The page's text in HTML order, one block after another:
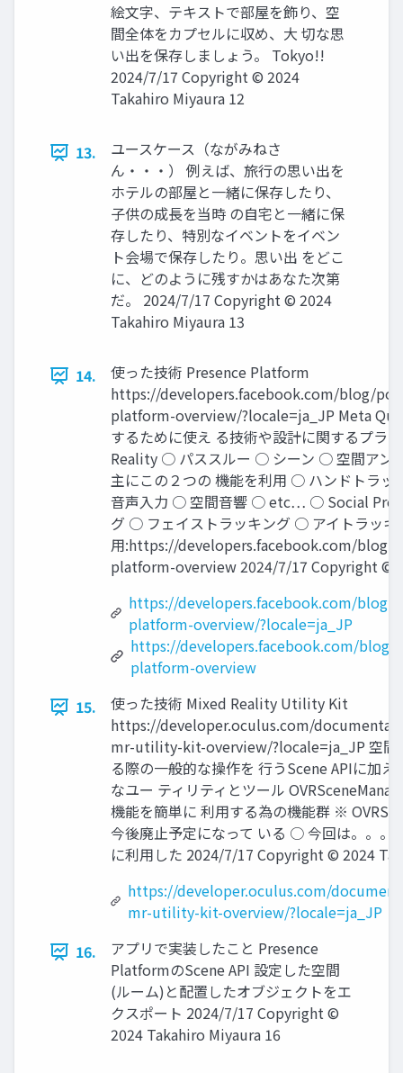
絵文字、テキストで部屋を飾り、空
間全体をカプセルに収め、大 切な思
い出を保存しましょう。 Tokyo!!
2024/7/17 Copyright © 2024
Takahiro Miyaura 12
13.
ユースケース（ながみねさ
ん・・・） 例えば、旅行の思い出を
ホテルの部屋と一緒に保存したり、
子供の成長を当時 の自宅と一緒に保
存したり、特別なイベントをイベン
ト会場で保存したり。思い出 をどこ
に、どのように残すかはあなた次第
だ。 2024/7/17 Copyright © 2024
Takahiro Miyaura 13
14.
使った技術 Presence Platform
https://developers.facebook.com/blog/
platform-overview/?locale=ja_JP Meta
するために使え る技術や設計に関するプラ
Reality ○ パススルー ○ シーン ○ 空間アン
主にこの２つの 機能を利用 ○ ハンドトラ
音声入力 ○ 空間音響 ○ etc… ○ Social
グ ○ フェイストラッキング ○ アイトラッキ
用:https://developers.facebook.com/blog/
platform-overview 2024/7/17 Copyright ©
https://developers.facebook.com/blog/
platform-overview/?locale=ja_JP
https://developers.facebook.com/blog/
platform-overview
15.
使った技術 Mixed Reality Utility Kit
https://developer.oculus.com/
mr-utility-kit-overview/?locale=ja_JP 空間
る際の一般的な操作を 行うScene APIに加
なユー ティリティとツール
機能を簡単に 利用する為の機能群 ※
今後廃止予定になって いる ○ 今回は。。。
に利用した 2024/7/17 Copyright © 2024
https://developer.oculus.com/
mr-utility-kit-overview/?locale=ja_JP
16.
アプリで実装したこと Presence
PlatformのScene API 設定した空間
(ルーム)と配置したオブジェクトをエ
クスポート 2024/7/17 Copyright ©
2024 Takahiro Miyaura 16